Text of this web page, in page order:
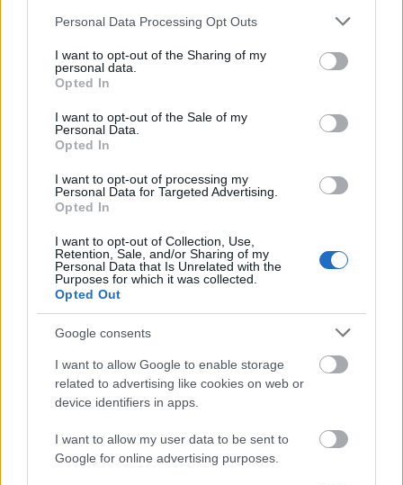
Please note that this website/app uses one or more Google
not limited to your visit or usage behaviour. You may click to
grant or deny consent to Google and its third-party tags to
use your data for below specified purposes in below Google
consent section.
Personal Data Processing Opt Outs
I want to opt-out of the Sharing of my
personal data.
Opted In
I want to opt-out of the Sale of my
Personal Data.
Opted In
I want to opt-out of processing my
Personal Data for Targeted Advertising.
Opted In
I want to opt-out of Collection, Use,
Retention, Sale, and/or Sharing of my
Personal Data that Is Unrelated with the
Purposes for which it was collected.
Opted Out
Google consents
I want to allow Google to enable storage
related to advertising like cookies on web or
device identifiers in apps.
I want to allow my user data to be sent to
Google for online advertising purposes.
Δημοφιλείς Ειδήσεις
Τι σημαίνει η λέξη «ευκτός»
Τουρισμός για Όλους 2026: Ποιοι
μπορούν να κάνουν αίτηση σήμερα –
Voucher έως 600 ευρώ
Market Pass 2026: Επανέρχεται το
φθινόπωρο – Ποιοι θα λάβουν την
ενίσχυση